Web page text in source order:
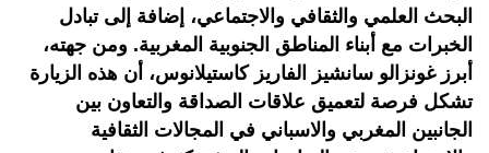
البحث العلمي والثقافي والاجتماعي، إضافة إلى تبادل
الخبرات مع أبناء المناطق الجنوبية المغربية. ومن جهته،
أبرز غونزالو سانشيز الفاريز كاستيلانوس، أن هذه الزيارة
تشكل فرصة لتعميق علاقات الصداقة والتعاون بين
الجانبين المغربي والاسباني في المجالات الثقافية